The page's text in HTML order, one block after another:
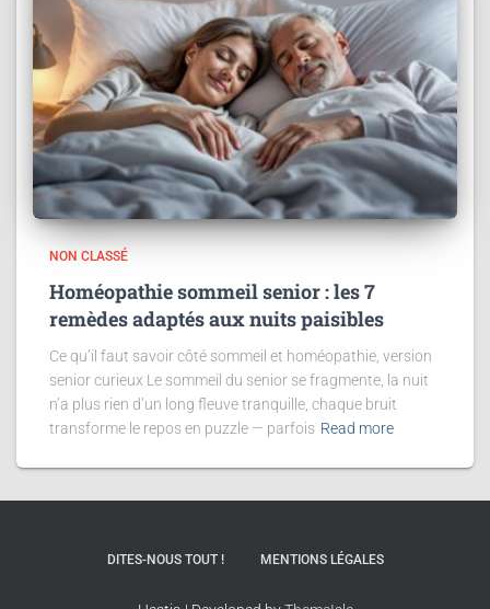
NON CLASSÉ
Homéopathie sommeil senior : les 7
remèdes adaptés aux nuits paisibles
Ce qu’il faut savoir côté sommeil et homéopathie, version
senior curieux Le sommeil du senior se fragmente, la nuit
n’a plus rien d’un long fleuve tranquille, chaque bruit
transforme le repos en puzzle — parfois Read more
DITES-NOUS TOUT ! MENTIONS LÉGALES